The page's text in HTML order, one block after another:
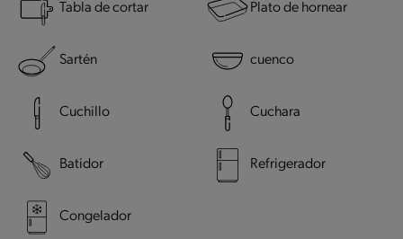
Tabla de cortar Plato de hornear
Sartén cuenco
Cuchillo Cuchara
Batidor Refrigerador
Congelador